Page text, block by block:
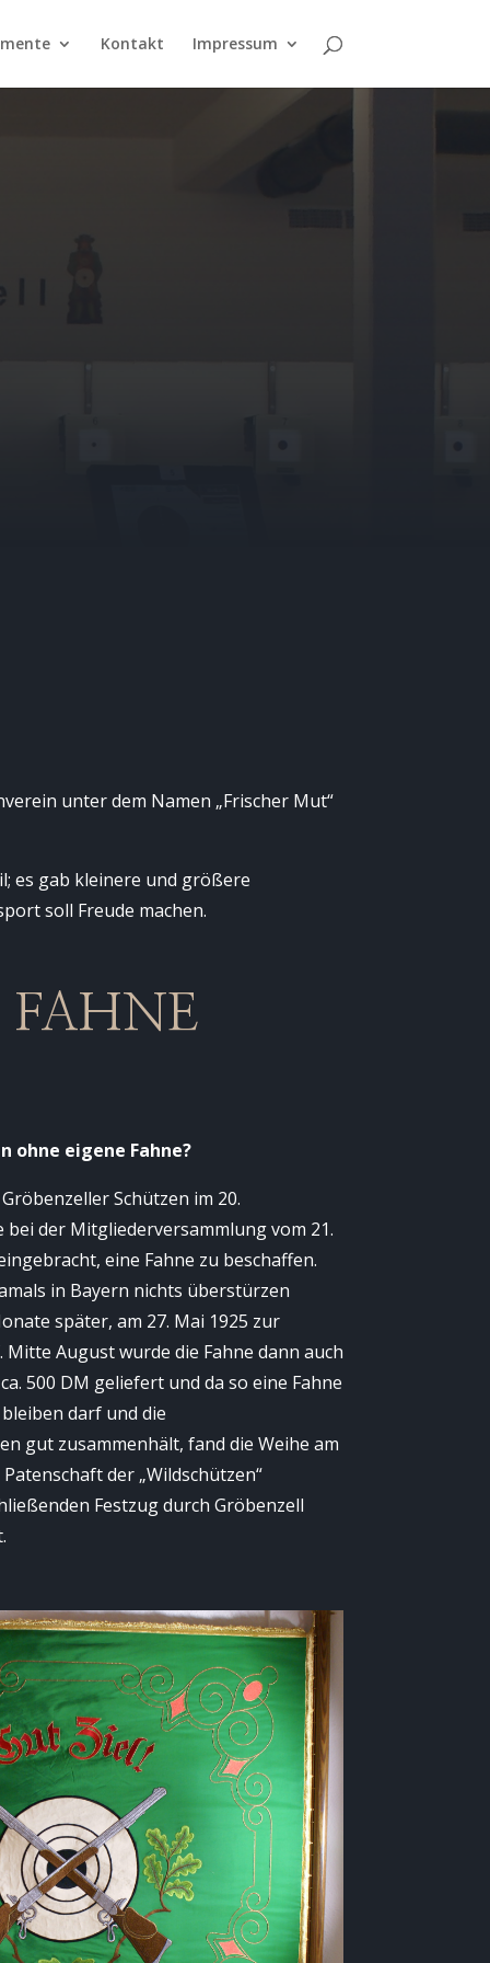
Kontakt Impressum
unter dem Namen „Frischer Mut“
es gab kleinere und größere
soll Freude machen.
FAHNE
ohne eigene Fahne?
Schützen im 20.
der Mitgliederversammlung vom 21.
eine Fahne zu beschaffen.
in Bayern nichts überstürzen
später, am 27. Mai 1925 zur
August wurde die Fahne dann auch
500 DM geliefert und da so eine Fahne
darf und die
gut zusammenhält, fand die Weihe am
der „Wildschützen“
Festzug durch Gröbenzell